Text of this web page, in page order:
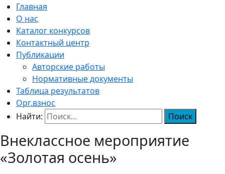
Главная
О нас
Каталог конкурсов
Контактный центр
Публикации
Авторские работы
Нормативные документы
Таблица результатов
Орг.взнос
Найти:
Внеклассное мероприятие
«Золотая осень»